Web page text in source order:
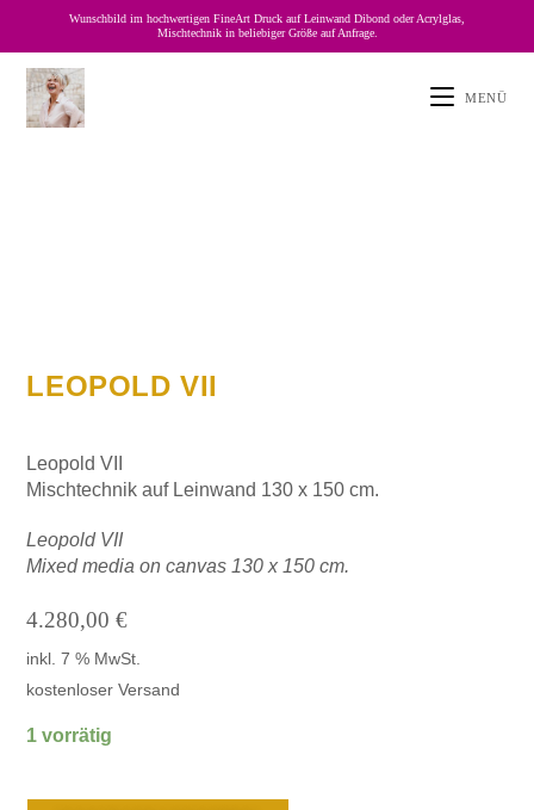
Wunschbild im hochwertigen FineArt Druck auf Leinwand Dibond oder Acrylglas,
Mischtechnik in beliebiger Größe auf Anfrage.
MENÜ
LEOPOLD VII
Leopold VII
Mischtechnik auf Leinwand 130 x 150 cm.
Leopold VII
Mixed media on canvas 130 x 150 cm.
4.280,00€
inkl. 7 % MwSt.
kostenloser Versand
1 vorrätig